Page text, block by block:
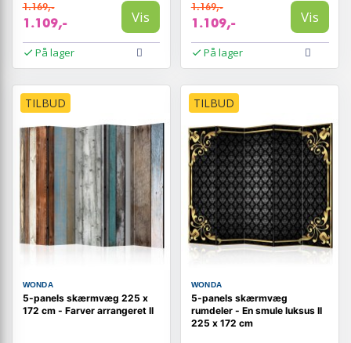
1.169,-
1.109,- Vis
På lager
1.169,-
1.109,- Vis
På lager
TILBUD
WONDA
5-panels skærmvæg 225 x
172 cm - Farver arrangeret II
TILBUD
WONDA
5-panels skærmvæg
rumdeler - En smule luksus II
225 x 172 cm